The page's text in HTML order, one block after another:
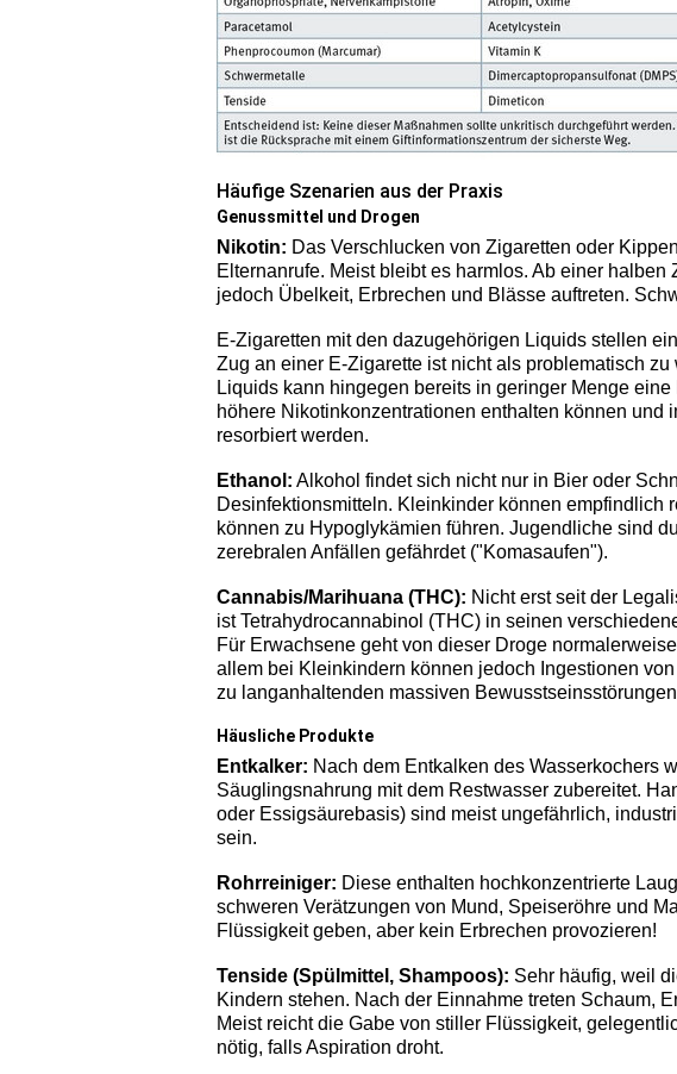
Häufige Szenarien aus der Praxis
Genussmittel und Drogen
Nikotin: Das Verschlucken von Zigaretten oder
Elternanrufe. Meist bleibt es harmlos. Ab einer
jedoch Übelkeit, Erbrechen und Blässe auftreten.
E-Zigaretten mit den dazugehörigen Liquids stellen
Zug an einer E-Zigarette ist nicht als problematisch
Liquids kann hingegen bereits in geringer Menge
höhere Nikotinkonzentrationen enthalten können und
resorbiert werden.
Ethanol: Alkohol findet sich nicht nur in Bier oder
Desinfektionsmitteln. Kleinkinder können empfindlich
können zu Hypoglykämien führen. Jugendliche sind
zerebralen Anfällen gefährdet ("Komasaufen").
Cannabis/Marihuana (THC): Nicht erst seit der
ist Tetrahydrocannabinol (THC) in seinen
Für Erwachsene geht von dieser Droge
allem bei Kleinkindern können jedoch Ingestionen
zu langanhaltenden massiven
Häusliche Produkte
Entkalker: Nach dem Entkalken des Wasserkochers
Säuglingsnahrung mit dem Restwasser zubereitet.
oder Essigsäurebasis) sind meist ungefährlich,
sein.
Rohrreiniger: Diese enthalten hochkonzentrierte
schweren Verätzungen von Mund, Speiseröhre und
Flüssigkeit geben, aber kein Erbrechen provozieren!
Tenside (Spülmittel, Shampoos): Sehr häufig, weil
Kindern stehen. Nach der Einnahme treten Schaum,
Meist reicht die Gabe von stiller Flüssigkeit,
nötig, falls Aspiration droht.